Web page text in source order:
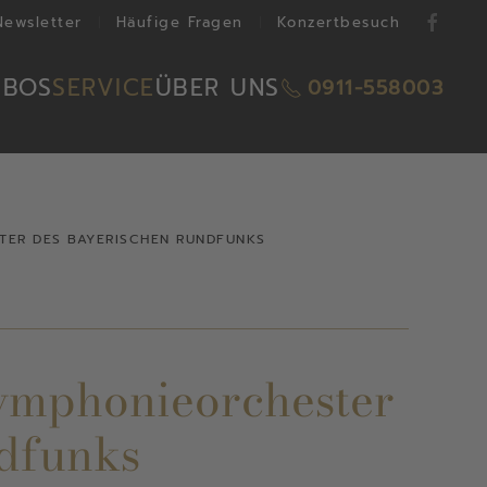
Häufige Fragen Konzertbesuch
SERVICEÜBER UNS 0911-558003
DES BAYERISCHEN RUNDFUNKS